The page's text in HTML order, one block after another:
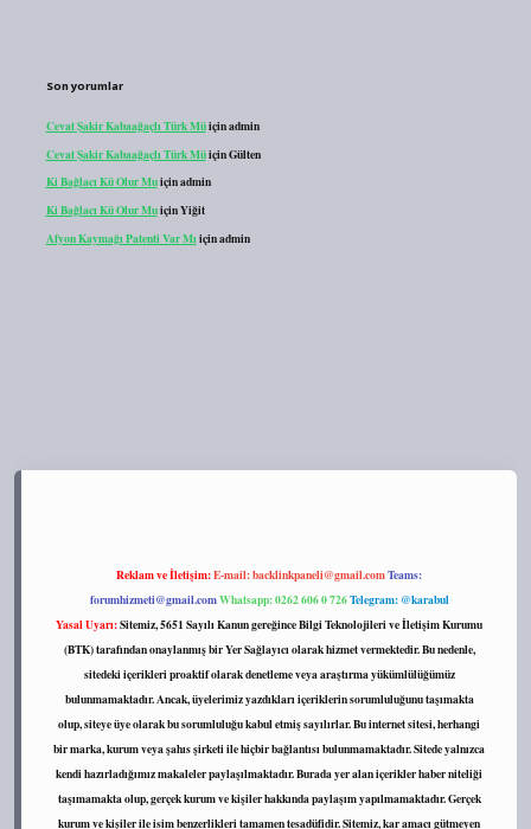
Son yorumlar
Cevat Şakir Kabaağaçlı Türk Müiçinadmin
Cevat Şakir Kabaağaçlı Türk MüiçinGülten
Ki Bağlacı Kü Olur Muiçinadmin
Ki Bağlacı Kü Olur MuiçinYiğit
Afyon Kaymağı Patenti Var Mı içinadmin
Reklam ve İletişim:E-mail:backlinkpaneli@gmail.comTeams:
forumhizmeti@gmail.comWhatsapp: 0262 606 0 726Telegram: @karabul
Yasal Uyarı:Sitemiz, 5651 Sayılı Kanun gereğince Bilgi Teknolojileri ve İletişim Kurumu
(BTK) tarafından onaylanmış bir Yer Sağlayıcı olarak hizmet vermektedir. Bu nedenle,
sitedeki içerikleri proaktif olarak denetleme veya araştırma yükümlülüğümüz
bulunmamaktadır. Ancak, üyelerimiz yazdıkları içeriklerin sorumluluğunu taşımakta
olup, siteye üye olarak bu sorumluluğu kabul etmiş sayılırlar. Bu internet sitesi, herhangi
bir marka, kurum veya şahıs şirketi ile hiçbir bağlantısı bulunmamaktadır. Sitede yalnızca
kendi hazırladığımız makaleler paylaşılmaktadır. Burada yer alan içerikler haber niteliği
taşımamakta olup, gerçek kurum ve kişiler hakkında paylaşım yapılmamaktadır. Gerçek
kurum ve kişiler ile isim benzerlikleri tamamen tesadüfidir. Sitemiz, kar amacı gütmeyen